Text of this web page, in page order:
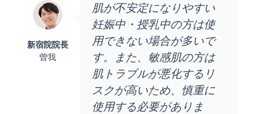
肌が不安定になりやすい
妊娠中・授乳中の方は使
用できない場合が多いで
す。また、敏感肌の方は
肌トラブルが悪化するリ
スクが高いため、慎重に
使用する必要がありま
新宿院院長
曽我